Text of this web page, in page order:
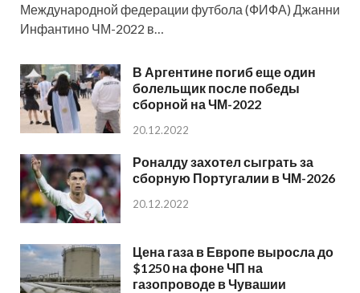
Международной федерации футбола (ФИФА) Джанни
Инфантино ЧМ-2022 в…
В Аргентине погиб еще один
болельщик после победы
сборной на ЧМ-2022
20.12.2022
Роналду захотел сыграть за
сборную Португалии в ЧМ-2026
20.12.2022
Цена газа в Европе выросла до
$1250 на фоне ЧП на
газопроводе в Чувашии